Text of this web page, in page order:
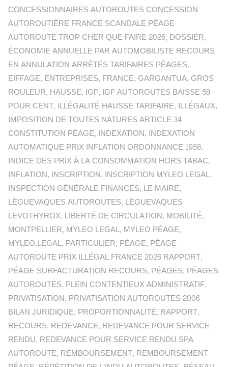
CONCESSIONNAIRES AUTOROUTES CONCESSION
AUTOROUTIÈRE FRANCE SCANDALE PÉAGE
AUTOROUTE TROP CHER QUE FAIRE 2026, DOSSIER,
ÉCONOMIE ANNUELLE PAR AUTOMOBILISTE RECOURS
EN ANNULATION ARRÊTÉS TARIFAIRES PÉAGES,
EIFFAGE, ENTREPRISES, FRANCE, GARGANTUA, GROS
ROULEUR, HAUSSE, IGF, IGF AUTOROUTES BAISSE 58
POUR CENT, ILLÉGALITÉ HAUSSE TARIFAIRE, ILLÉGAUX,
IMPOSITION DE TOUTES NATURES ARTICLE 34
CONSTITUTION PÉAGE, INDEXATION, INDEXATION
AUTOMATIQUE PRIX INFLATION ORDONNANCE 1958,
INDICE DES PRIX À LA CONSOMMATION HORS TABAC,
INFLATION, INSCRIPTION, INSCRIPTION MYLEO LEGAL,
INSPECTION GÉNÉRALE FINANCES, LE MAIRE,
LÈGUEVAQUES AUTOROUTES, LÈGUEVAQUES
LEVOTHYROX, LIBERTÉ DE CIRCULATION, MOBILITÉ,
MONTPELLIER, MYLEO LEGAL, MYLEO PÉAGE,
MYLEO.LEGAL, PARTICULIER, PÉAGE, PÉAGE
AUTOROUTE PRIX ILLÉGAL FRANCE 2026 RAPPORT,
PÉAGE SURFACTURATION RECOURS, PÉAGES, PÉAGES
AUTOROUTES, PLEIN CONTENTIEUX ADMINISTRATIF,
PRIVATISATION, PRIVATISATION AUTOROUTES 2006
BILAN JURIDIQUE, PROPORTIONNALITÉ, RAPPORT,
RECOURS, REDEVANCE, REDEVANCE POUR SERVICE
RENDU, REDEVANCE POUR SERVICE RENDU SPA
AUTOROUTE, REMBOURSEMENT, REMBOURSEMENT